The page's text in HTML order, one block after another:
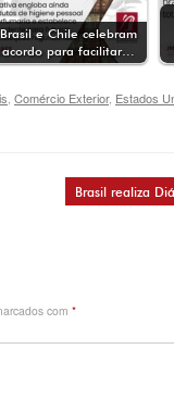
Brasil e Chile celebram
acordo para facilitar…
Comércio Exterior, Estados
Brasil realiza
com *